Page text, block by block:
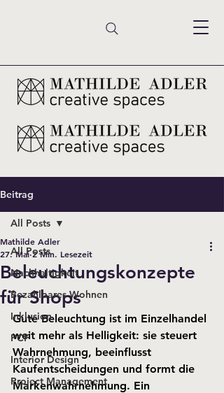
Beitrag
All Posts
Nachhaltigkeit
Bezahlbares Wohnen
Inklusion
PCF
Interior Design
Project Management
All Posts
Beleuchtungskonzepte
für Shops
Mathilde Adler
27. Mai 2 Min. Lesezeit
Gute Beleuchtung ist im Einzelhandel
weit mehr als Helligkeit: sie steuert
Wahrnehmung, beeinflusst
Kaufentscheidungen und formt die
Markenwahrnehmung. Ein